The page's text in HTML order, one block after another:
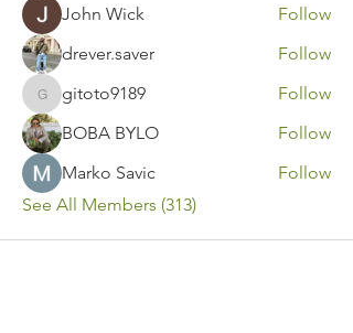
John Wick
Follow
drever.saver
Follow
gitoto9189
gitoto9189
Follow
BOBA BYLO
Follow
Marko Savic
Follow
See All Members (313)